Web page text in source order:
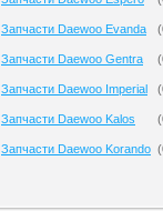
Запчасти Daewoo Evanda (
Запчасти Daewoo Gentra (
Запчасти Daewoo Imperial (
Запчасти Daewoo Kalos (
Запчасти Daewoo Korando (